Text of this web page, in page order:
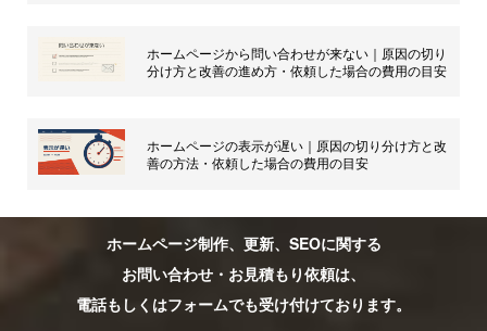
ホームページから問い合わせが来ない｜原因の切り
分け方と改善の進め方・依頼した場合の費用の目安
ホームページの表示が遅い｜原因の切り分け方と改
善の方法・依頼した場合の費用の目安
ホームページ制作、更新、SEOに関する
お問い合わせ・お見積もり依頼は、
電話もしくはフォームでも受け付けております。